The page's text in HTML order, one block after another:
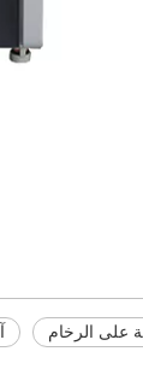
على الرخام